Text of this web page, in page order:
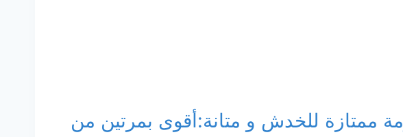
ممتازة للخدش و متانة:أقوى بمرتين من